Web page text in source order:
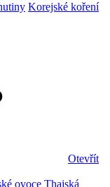
Korejské koření
Otevřít
ovoce Thajská